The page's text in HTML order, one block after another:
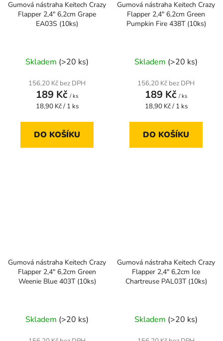
Gumová nástraha Keitech Crazy
Flapper 2,4" 6,2cm Grape
EA03S (10ks)
Skladem (>20 ks)
156,20 Kč bez DPH
189 Kč / ks
Měrná
18,90 Kč / 1 ks
DO KOŠÍKU
Gumová nástraha Keitech Crazy
Flapper 2,4" 6,2cm Green
Pumpkin Fire 438T (10ks)
Skladem (>20 ks)
156,20 Kč bez DPH
189 Kč / ks
Měrná
18,90 Kč / 1 ks
DO KOŠÍKU
Gumová nástraha Keitech Crazy
Flapper 2,4" 6,2cm Green
Weenie Blue 403T (10ks)
Skladem (>20 ks)
Gumová nástraha Keitech Crazy
Flapper 2,4" 6,2cm Ice
Chartreuse PAL03T (10ks)
Skladem (>20 ks)